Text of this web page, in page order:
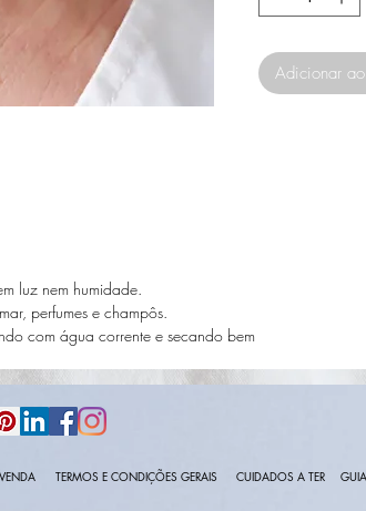
Adicionar
luz nem humidade.
perfumes e champôs.
com água corrente e secando bem
TERMOS E CONDIÇÕES GERAIS CUIDADOS A TER